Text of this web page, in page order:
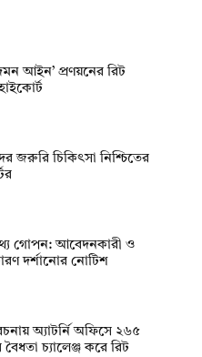
আইন’ প্রণয়নের রিট
জরুরি চিকিৎসা নিশ্চিতের
গোপন: আবেদনকারী ও
দর্শানোর নোটিশ
অ‍্যাটর্নি অফিসে ২৬৫
চ্যালেঞ্জ করে রিট